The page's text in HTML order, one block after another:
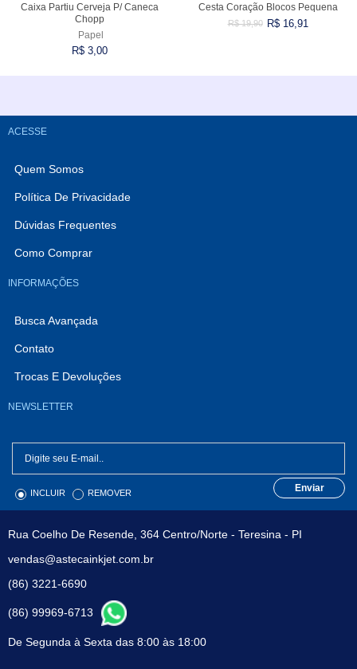
Caixa Partiu Cerveja P/ Caneca
Chopp
Papel
R$ 3,00
Cesta Coração Blocos Pequena
R$ 19,90 R$ 16,91
ACESSE
Quem Somos
Política De Privacidade
Dúvidas Frequentes
Como Comprar
INFORMAÇÕES
Busca Avançada
Contato
Trocas E Devoluções
NEWSLETTER
INCLUIR REMOVER Enviar
Rua Coelho De Resende, 364 Centro/Norte - Teresina - PI
vendas@astecainkjet.com.br
(86) 3221-6690
(86) 99969-6713
De Segunda à Sexta das 8:00 às 18:00